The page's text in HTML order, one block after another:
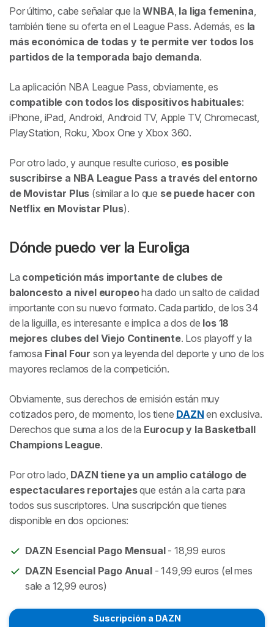
Por último, cabe señalar que laWNBA, la liga femenina,
también tiene su oferta en el League Pass. Además, es la
más económica de todas y te permite ver todos los
partidos de la temporada bajo demanda.
La aplicación NBA League Pass, obviamente, es
compatible con todos los dispositivos habituales:
iPhone, iPad, Android, Android TV, Apple TV, Chromecast,
PlayStation, Roku, Xbox One y Xbox 360.
Por otro lado, y aunque resulte curioso, es posible
suscribirse a NBA League Pass a través del entorno
de Movistar Plus (similar a lo que se puede hacer con
Netflix en Movistar Plus).
Dónde puedo ver la Euroliga
La competición más importante de clubes de
baloncesto a nivel europeoha dado un salto de calidad
importante con su nuevo formato. Cada partido, de los 34
de la liguilla, es interesante e implica a dos de los 18
mejores clubes del Viejo Continente. Los playoff y la
famosa Final Four son ya leyenda del deporte y uno de los
mayores reclamos de la competición.
Obviamente, sus derechos de emisión están muy
cotizados pero, de momento, los tiene DAZN en exclusiva.
Derechos que suma a los de la Eurocup y la Basketball
Champions League.
Por otro lado, DAZN tiene ya un amplio catálogo de
espectaculares reportajesque están a la carta para
todos sus suscriptores. Una suscripción que tienes
disponible en dos opciones:
DAZN Esencial Pago Mensual- 18,99 euros
DAZN Esencial Pago Anual- 149,99 euros (el mes
sale a 12,99 euros)
Suscripción a DAZN